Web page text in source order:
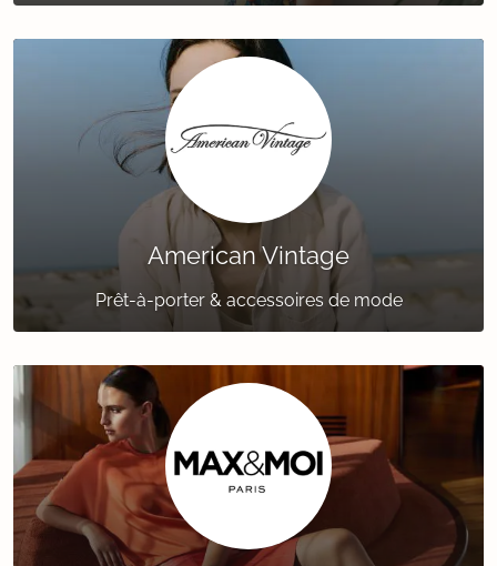
American Vintage
Prêt-à-porter & accessoires de mode